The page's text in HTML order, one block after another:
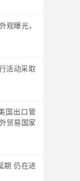
观曝光，
活动采取
国出口管
贸易国家
期 仍在进